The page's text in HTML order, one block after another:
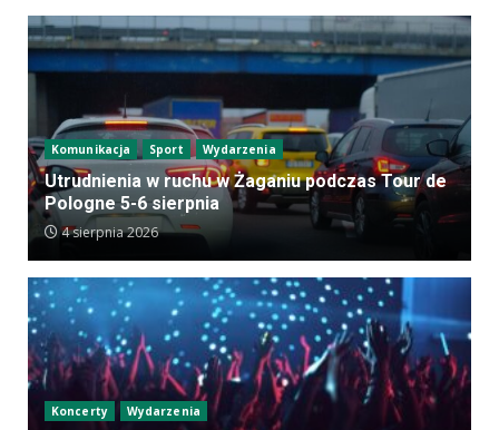
Komunikacja Sport Wydarzenia
Utrudnienia w ruchu w Żaganiu podczas Tour de
Pologne 5-6 sierpnia
4 sierpnia 2026
Koncerty Wydarzenia